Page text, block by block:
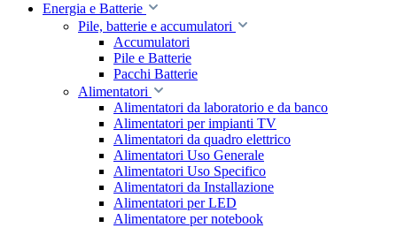
Energia e Batterie
Pile, batterie e accumulatori
Accumulatori
Pile e Batterie
Pacchi Batterie
Alimentatori
Alimentatori da laboratorio e da banco
Alimentatori per impianti TV
Alimentatori da quadro elettrico
Alimentatori Uso Generale
Alimentatori Uso Specifico
Alimentatori da Installazione
Alimentatori per LED
Alimentatore per notebook